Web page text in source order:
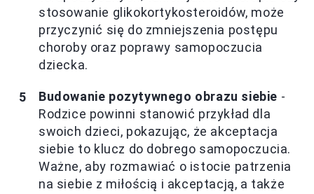
stosowanie glikokortykosteroidów, może
przyczynić się do zmniejszenia postępu
choroby oraz poprawy samopoczucia
dziecka.
Budowanie pozytywnego obrazu siebie -
Rodzice powinni stanowić przykład dla
swoich dzieci, pokazując, że akceptacja
siebie to klucz do dobrego samopoczucia.
Ważne, aby rozmawiać o istocie patrzenia
na siebie z miłością i akceptacją, a także